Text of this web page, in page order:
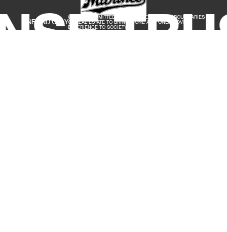
ONE AND ONLY
WE ARE COMMITTED TO GOING BEYOND THE BOUNDARIES
OF REAL ESTATE TO BRING A ONE AND ONLY, MOVING
EXPERIENCE TO SOCIETY.